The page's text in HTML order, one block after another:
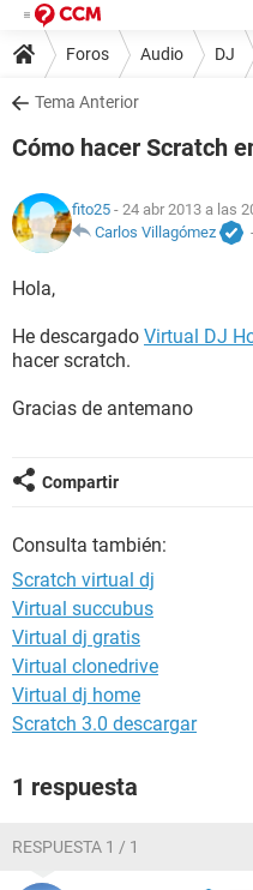
Foros Audio DJ
Tema Anterior
Cómo hacer Scratch
fito25 - 24 abr 2013 a las
Carlos Villagómez
Hola,
He descargado Virtual DJ
hacer scratch.
Gracias de antemano
Compartir
Consulta también:
Scratch virtual dj
Virtual succubus
Virtual dj gratis
Virtual clonedrive
Virtual dj home
Scratch 3.0 descargar
1 respuesta
RESPUESTA 1 / 1